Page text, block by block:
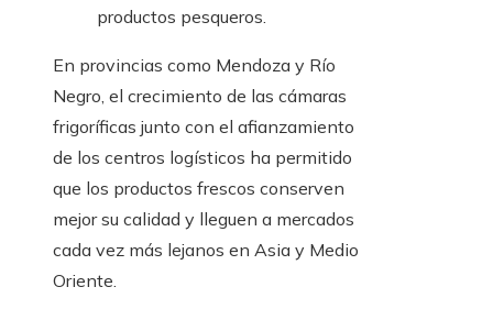
productos pesqueros.
En provincias como Mendoza y Río
Negro, el crecimiento de las cámaras
frigoríficas junto con el afianzamiento
de los centros logísticos ha permitido
que los productos frescos conserven
mejor su calidad y lleguen a mercados
cada vez más lejanos en Asia y Medio
Oriente.